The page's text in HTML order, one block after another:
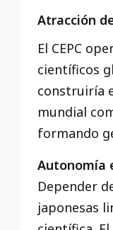
Atracción
El CEPC
científicos
construiría
mundial
formando
Autonomía
Depender
japonesas